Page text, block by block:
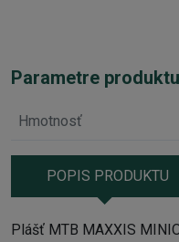
Parametre produktu
Hmotnosť
POPIS PRODUKTU
Plášť MTB MAXXIS